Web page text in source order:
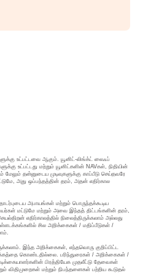
உட்பட்டவை ஆகும். யூனிட்-லிங்க்ட் லைஃப்
உட்பட்டது மற்றும் யூனிட்களின் NAVகள், நிதியின்
தன்னுடைய முடிவுகளுக்கு காப்பீடு செய்தவரே
அது ஒப்பந்தத்தின் தரம், அதன் எதிர்கால
அபாயங்கள் மற்றும் பொருந்தக்கூடிய
மட்டுமே மற்றும் அவை இந்தத் திட்டங்களின் தரம்,
எதிர்காலத்தில் நிலைத்திருக்கலாம் அல்லது
சில அறிக்கைகள் / மதிப்பீடுகள் /
இந்த அறிக்கைகள், எந்தவொரு குறிப்பிட்ட
கொண்டதில்லை. பரிந்துரைகள் / அறிக்கைகள் /
பிரத்தியேக முதலீட்டு தேவைகள்
மற்றும் நிபந்தனைகள் பற்றிய கூடுதல்